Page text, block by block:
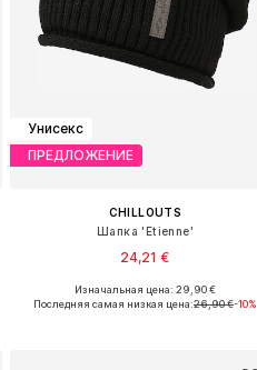
Унисекс
ПРЕДЛОЖЕНИЕ
CHILLOUTS
Шапка 'Etienne'
24,21 €
Доступные размеры: One Size
Изначальная цена: 29,90 €
Последняя самая низкая цена:26,90 €-10%